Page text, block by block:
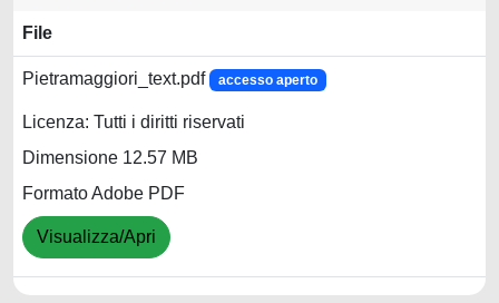
File
Pietramaggiori_text.pdf accesso aperto
Licenza: Tutti i diritti riservati
Dimensione 12.57 MB
Formato Adobe PDF
Visualizza/Apri